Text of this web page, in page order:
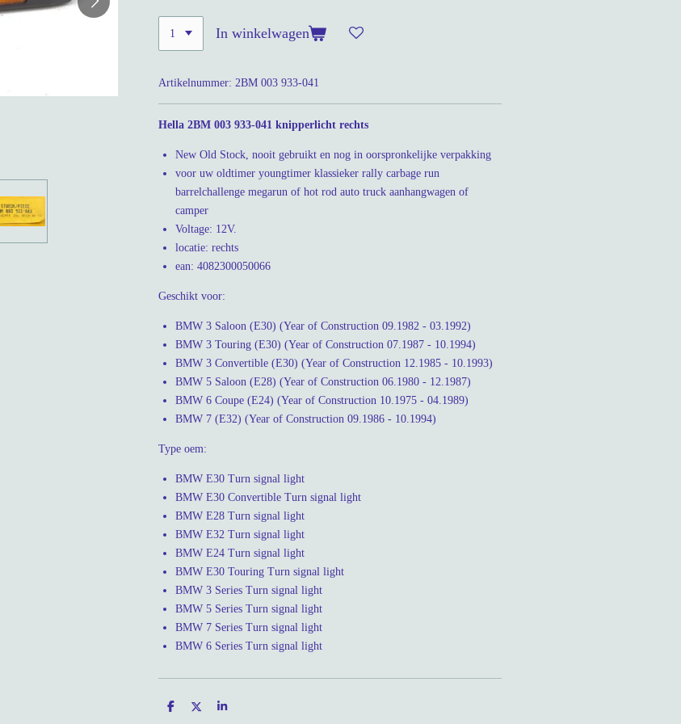
In winkelwagen
Artikelnummer: 2BM 003 933-041
Hella 2BM 003 933-041 knipperlicht rechts
New Old Stock, nooit gebruikt en nog in oorspronkelijke verpakking
voor uw oldtimer youngtimer klassieker rally carbage run
barrelchallenge megarun of hot rod auto truck aanhangwagen of
camper
Voltage: 12V.
locatie: rechts
ean: 4082300050066
Geschikt voor:
BMW 3 Saloon (E30) (Year of Construction 09.1982 - 03.1992)
BMW 3 Touring (E30) (Year of Construction 07.1987 - 10.1994)
BMW 3 Convertible (E30) (Year of Construction 12.1985 - 10.1993)
BMW 5 Saloon (E28) (Year of Construction 06.1980 - 12.1987)
BMW 6 Coupe (E24) (Year of Construction 10.1975 - 04.1989)
BMW 7 (E32) (Year of Construction 09.1986 - 10.1994)
Type oem:
BMW E30 Turn signal light
BMW E30 Convertible Turn signal light
BMW E28 Turn signal light
BMW E32 Turn signal light
BMW E24 Turn signal light
BMW E30 Touring Turn signal light
BMW 3 Series Turn signal light
BMW 5 Series Turn signal light
BMW 7 Series Turn signal light
BMW 6 Series Turn signal light
D
D
S